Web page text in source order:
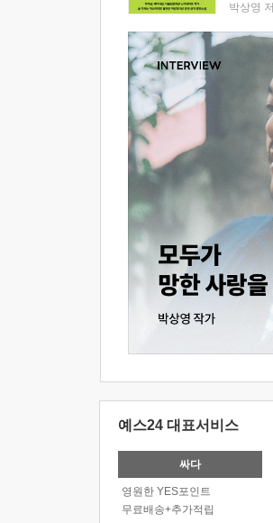
박상영 저
예스24 대표서비스
싸다
영원한 YES포인트
무료배송+추가적립